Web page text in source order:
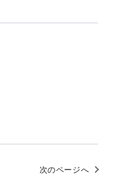
次のページへ